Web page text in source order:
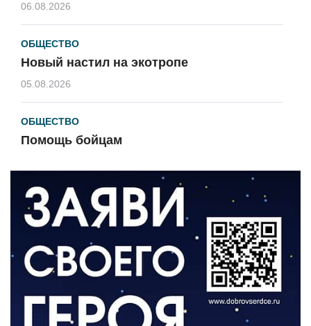
06.08.2026
ОБЩЕСТВО
Новый настил на экотропе
05.08.2026
ОБЩЕСТВО
Помощь бойцам
ВЛАСТЬ
«Второй старт» для ветеранов СВО
РАЗЪЯСНЯЕМ
Контракт с новой выплатой
05.08.2026